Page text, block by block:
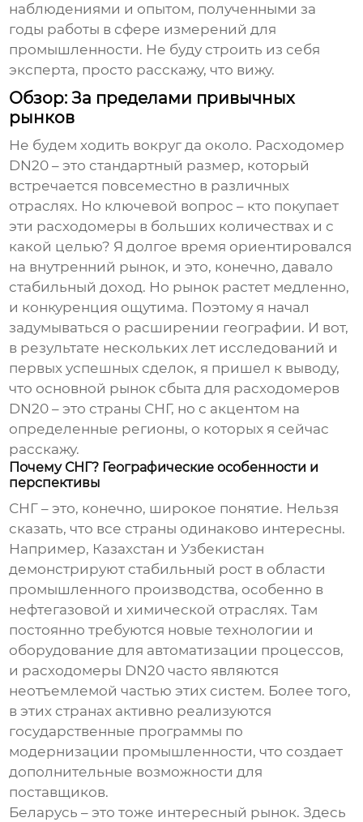
наблюдениями и опытом, полученными за
годы работы в сфере измерений для
промышленности. Не буду строить из себя
эксперта, просто расскажу, что вижу.
Обзор: За пределами привычных
рынков
Не будем ходить вокруг да около. Расходомер
DN20 – это стандартный размер, который
встречается повсеместно в различных
отраслях. Но ключевой вопрос – кто покупает
эти расходомеры в больших количествах и с
какой целью? Я долгое время ориентировался
на внутренний рынок, и это, конечно, давало
стабильный доход. Но рынок растет медленно,
и конкуренция ощутима. Поэтому я начал
задумываться о расширении географии. И вот,
в результате нескольких лет исследований и
первых успешных сделок, я пришел к выводу,
что основной рынок сбыта для расходомеров
DN20 – это страны СНГ, но с акцентом на
определенные регионы, о которых я сейчас
расскажу.
Почему СНГ? Географические особенности и
перспективы
СНГ – это, конечно, широкое понятие. Нельзя
сказать, что все страны одинаково интересны.
Например, Казахстан и Узбекистан
демонстрируют стабильный рост в области
промышленного производства, особенно в
нефтегазовой и химической отраслях. Там
постоянно требуются новые технологии и
оборудование для автоматизации процессов,
и расходомеры DN20 часто являются
неотъемлемой частью этих систем. Более того,
в этих странах активно реализуются
государственные программы по
модернизации промышленности, что создает
дополнительные возможности для
поставщиков.
Беларусь – это тоже интересный рынок. Здесь